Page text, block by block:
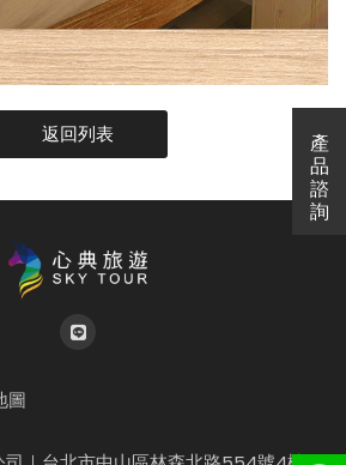
返回列表
圖
產
產
品
諮
詢